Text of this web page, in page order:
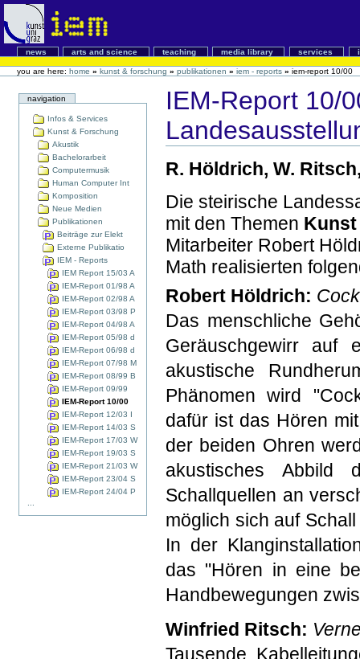
news arts and science teaching media library services
you are here: home » kunst & forschung » publikationen » iem - reports » iem-report 10/00
navigation
Infos & Services
Kunst & Forschung
Akustik
Bachelorarbeit
Computermusik
Human Computer Int
Komposition
Neue Medien
Publikationen
Beiträge zur Elekt
Externe Publikatio
IEM - Reports
IEM Report 15/03 A
IEM-Report 01/98 A
IEM-Report 02/98 A
IEM-Report 03/98 P
IEM-Report 04/98 A
IEM-Report 05/98 d
IEM-Report 06/98 d
IEM-Report 07/98 M
IEM-Report 08/99 B
IEM-Report 09/99
IEM-Report 10/00
IEM-Report 12/03 I
IEM-Report 14/03 S
IEM-Report 17/03 W
IEM-Report 19/03 S
IEM-Report 21/03 W
IEM-Report 23/04 S
IEM-Report 24/04 P
IEM-Report 10/
R. Höldrich, W.
Die steirische
mit den Themen
Mitarbeiter Robert
Math realisierten
Robert Höldrich:
Das menschliche
Geräuschgewirr auf
akustische
Phänomen wird
dafür ist das Hören
der beiden Ohren
akustisches
Schallquellen an
möglich sich auf
In der
das "Hören in eine
Handbewegungen
Winfried Ritsch:
Tausende